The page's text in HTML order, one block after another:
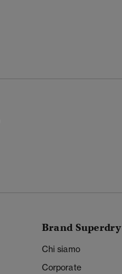
Brand Superdry
Chi siamo
Corporate